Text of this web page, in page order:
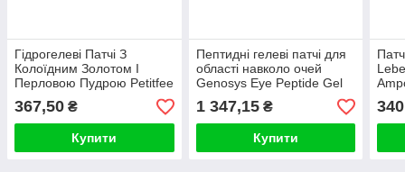
Гідрогелеві Патчі З
Колоїдним Золотом І
Перловою Пудрою Petitfee
Black Pearl&Gold Hydrogel
Eye Patch
367,50 ₴
Купити
Пептидні гелеві патчі для
області навколо очей
Genosys Eye Peptide Gel
Patch 60шт
1 347,15₴
Купити